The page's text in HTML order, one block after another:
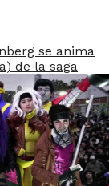
se anima
de la saga